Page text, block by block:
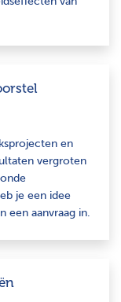
en
vergroten
je een idee
een aanvraag in.